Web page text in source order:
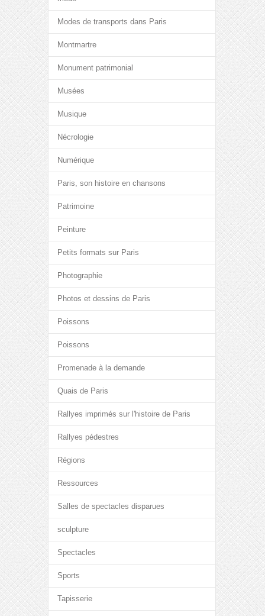
Modes de transports dans Paris
Montmartre
Monument patrimonial
Musées
Musique
Nécrologie
Numérique
Paris, son histoire en chansons
Patrimoine
Peinture
Petits formats sur Paris
Photographie
Photos et dessins de Paris
Poissons
Poissons
Promenade à la demande
Quais de Paris
Rallyes imprimés sur l'histoire de Paris
Rallyes pédestres
Régions
Ressources
Salles de spectacles disparues
sculpture
Spectacles
Sports
Tapisserie